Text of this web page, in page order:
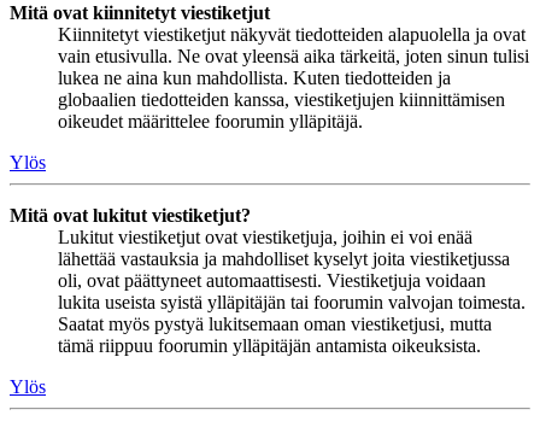
Mitä ovat kiinnitetyt viestiketjut
Kiinnitetyt viestiketjut näkyvät tiedotteiden alapuolella ja ovat
vain etusivulla. Ne ovat yleensä aika tärkeitä, joten sinun tulisi
lukea ne aina kun mahdollista. Kuten tiedotteiden ja
globaalien tiedotteiden kanssa, viestiketjujen kiinnittämisen
oikeudet määrittelee foorumin ylläpitäjä.
Ylös
Mitä ovat lukitut viestiketjut?
Lukitut viestiketjut ovat viestiketjuja, joihin ei voi enää
lähettää vastauksia ja mahdolliset kyselyt joita viestiketjussa
oli, ovat päättyneet automaattisesti. Viestiketjuja voidaan
lukita useista syistä ylläpitäjän tai foorumin valvojan toimesta.
Saatat myös pystyä lukitsemaan oman viestiketjusi, mutta
tämä riippuu foorumin ylläpitäjän antamista oikeuksista.
Ylös